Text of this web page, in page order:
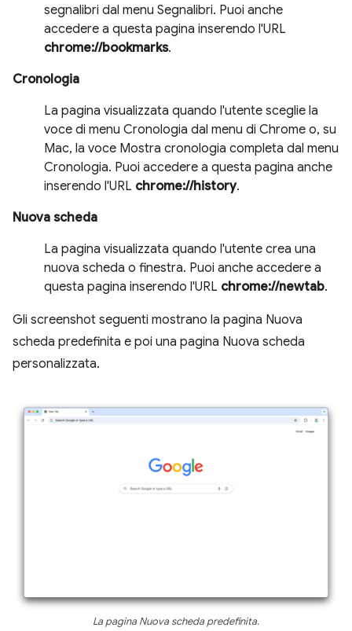
segnalibri dal menu Segnalibri. Puoi anche
accedere a questa pagina inserendo l'URL
chrome://bookmarks.
Cronologia
La pagina visualizzata quando l'utente sceglie la
voce di menu Cronologia dal menu di Chrome o, su
Mac, la voce Mostra cronologia completa dal menu
Cronologia. Puoi accedere a questa pagina anche
inserendo l'URL chrome://history.
Nuova scheda
La pagina visualizzata quando l'utente crea una
nuova scheda o finestra. Puoi anche accedere a
questa pagina inserendo l'URL chrome://newtab.
Gli screenshot seguenti mostrano la pagina Nuova
scheda predefinita e poi una pagina Nuova scheda
personalizzata.
La pagina Nuova scheda predefinita.